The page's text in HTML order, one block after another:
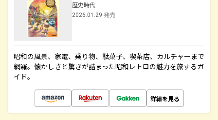
歴史時代
2026.01.29 発売
昭和の風景、家電、乗り物、駄菓子、喫茶店、カルチャーまで
網羅。懐かしさと驚きが詰まった昭和レトロの魅力を旅するガ
イド。
詳細を見る